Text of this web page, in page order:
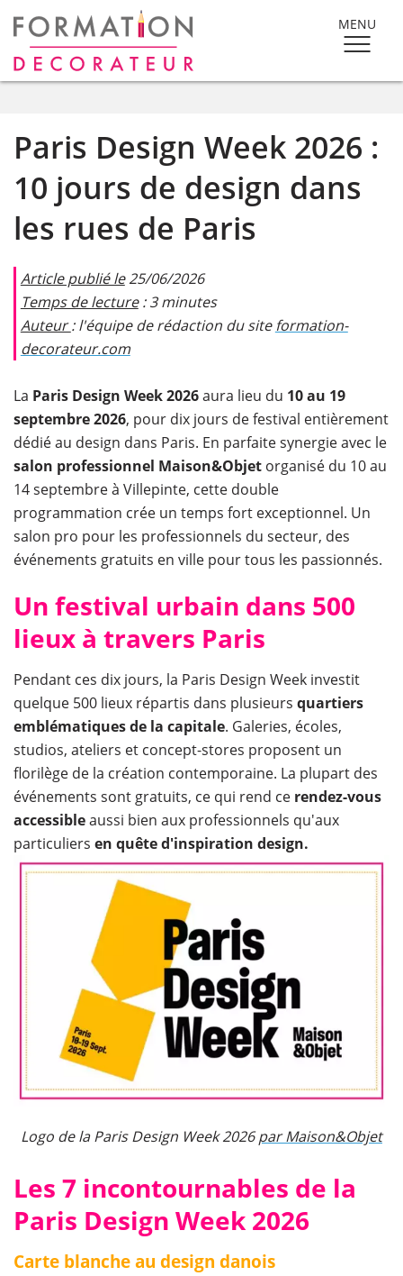
MENU
Paris Design Week 2026 :
10 jours de design dans
les rues de Paris
Article publié le25/06/2026
Temps de lecture: 3 minutes
Auteur: l'équipe de rédaction du siteformation-
decorateur.com​
La Paris Design Week 2026aura lieu du 10 au 19
septembre 2026, pour dix jours de festival entièrement
dédié au design dans Paris. En parfaite synergie avec le
salon professionnel Maison&Objet organisé du 10 au
14 septembre à Villepinte, cette double
programmation crée un temps fort exceptionnel. Un
salon pro pour les professionnels du secteur, des
événements gratuits en ville pour tous les passionnés.
Un festival urbain dans 500
lieux à travers Paris
Pendant ces dix jours, la Paris Design Week investit
quelque 500 lieux répartis dans plusieurs quartiers
emblématiques de la capitale. Galeries, écoles,
studios, ateliers et concept-stores proposent un
florilège de la création contemporaine. La plupart des
événements sont gratuits, ce qui rend ce rendez-vous
accessibleaussi bien aux professionnels qu'aux
particuliers en quête d'inspiration design.
Logo de la Paris Design Week 2026par Maison&Objet
Les 7 incontournables de la
Paris Design Week 2026
Carte blanche au design danois